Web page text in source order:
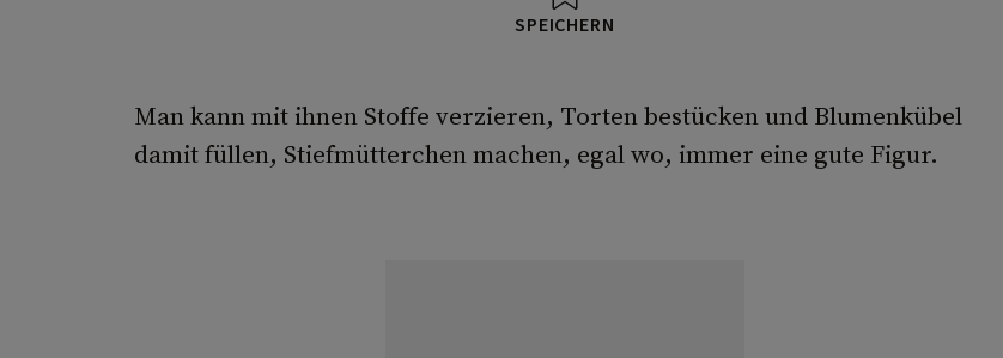
SPEICHERN
Man kann mit ihnen Stoffe verzieren, Torten bestücken und Blumenkübel
damit füllen, Stiefmütterchen machen, egal wo, immer eine gute Figur.